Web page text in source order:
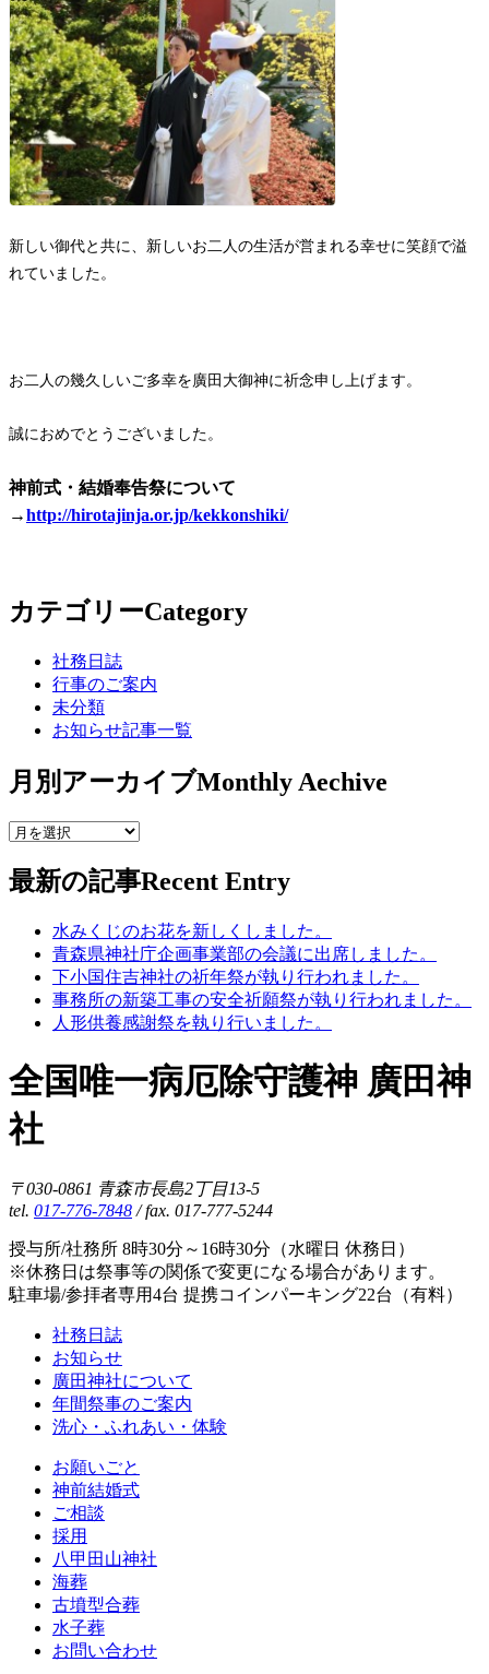
新しい御代と共に、新しいお二人の生活が営まれる幸せに笑顔で溢
れていました。
お二人の幾久しいご多幸を廣田大御神に祈念申し上げます。
誠におめでとうございました。
神前式・結婚奉告祭について
→http://hirotajinja.or.jp/kekkonshiki/
カテゴリーCategory
社務日誌
行事のご案内
未分類
お知らせ記事一覧
月別アーカイブMonthly Aechive
最新の記事Recent Entry
水みくじのお花を新しくしました。
青森県神社庁企画事業部の会議に出席しました。
下小国住吉神社の祈年祭が執り行われました。
事務所の新築工事の安全祈願祭が執り行われました。
人形供養感謝祭を執り行いました。
全国唯一病厄除守護神 廣田神
社
〒030-0861 青森市長島2丁目13-5
tel. 017-776-7848 / fax. 017-777-5244
授与所/社務所 8時30分～16時30分（水曜日 休務日）
※休務日は祭事等の関係で変更になる場合があります。
駐車場/参拝者専用4台 提携コインパーキング22台（有料）
社務日誌
お知らせ
廣田神社について
年間祭事のご案内
洗心・ふれあい・体験
お願いごと
神前結婚式
ご相談
採用
八甲田山神社
海葬
古墳型合葬
水子葬
お問い合わせ